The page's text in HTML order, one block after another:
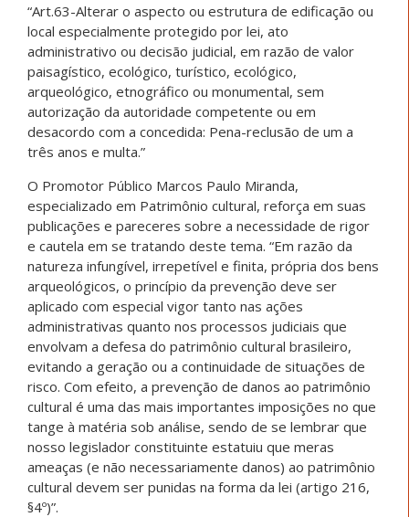
“Art.63-Alterar o aspecto ou estrutura de edificação ou
local especialmente protegido por lei, ato
administrativo ou decisão judicial, em razão de valor
paisagístico, ecológico, turístico, ecológico,
arqueológico, etnográfico ou monumental, sem
autorização da autoridade competente ou em
desacordo com a concedida: Pena-reclusão de um a
três anos e multa.”
O Promotor Público Marcos Paulo Miranda,
especializado em Patrimônio cultural, reforça em suas
publicações e pareceres sobre a necessidade de rigor
e cautela em se tratando deste tema. “Em razão da
natureza infungível, irrepetível e finita, própria dos bens
arqueológicos, o princípio da prevenção deve ser
aplicado com especial vigor tanto nas ações
administrativas quanto nos processos judiciais que
envolvam a defesa do patrimônio cultural brasileiro,
evitando a geração ou a continuidade de situações de
risco. Com efeito, a prevenção de danos ao patrimônio
cultural é uma das mais importantes imposições no que
tange à matéria sob análise, sendo de se lembrar que
nosso legislador constituinte estatuiu que meras
ameaças (e não necessariamente danos) ao patrimônio
cultural devem ser punidas na forma da lei (artigo 216,
§4º)”.